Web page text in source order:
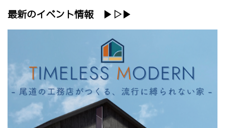
最新のイベント情報 ▶▷▶